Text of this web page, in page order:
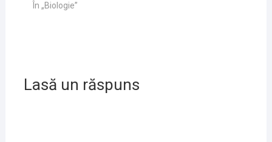
În „Biologie”
Lasă un răspuns